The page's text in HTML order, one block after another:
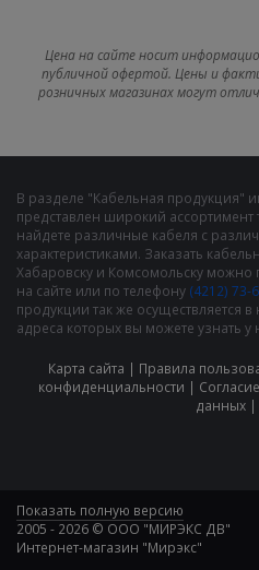
Цена на сайте носит
публичной офертой. Цены и
розничных магазинах могут
В разделе "Кабельная продукция"
представлен широкий
найдете различные кабеля с
характеристиками. Заказать
Хабаровску и Комсомольску можно
на сайте или по телефону (4212) 73-
продукции так же осуществляется
адреса которых вы можете узнать у
Карта сайта | Правила
конфиденциальности |
данных|
Показать полную версию
2005 - 2026 © ООО "МИРЭКС ДВ"
Интернет-магазин "Мирэкс"